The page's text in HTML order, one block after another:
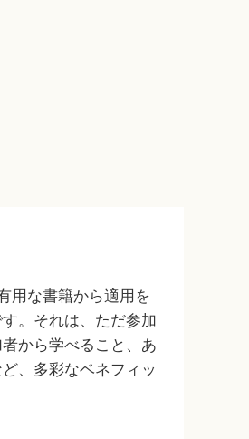
用な書籍から適用を
。それは、ただ参加
から学べること、あ
、多彩なベネフィッ